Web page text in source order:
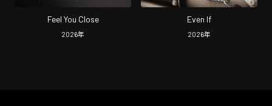
Feel You Close
2026年
Even If
2026年